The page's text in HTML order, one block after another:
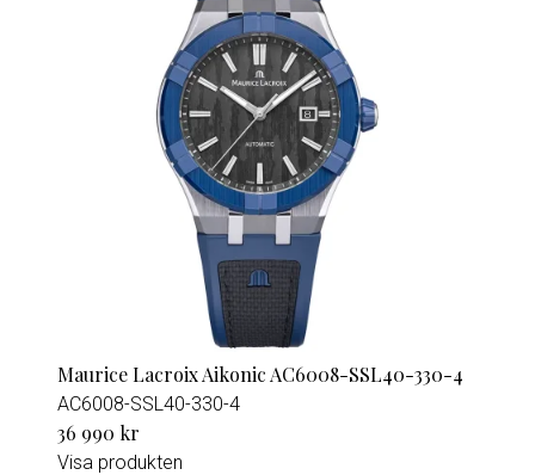
Maurice Lacroix Aikonic AC6008-SSL40-330-4
AC6008-SSL40-330-4
36 990 kr
Visa produkten